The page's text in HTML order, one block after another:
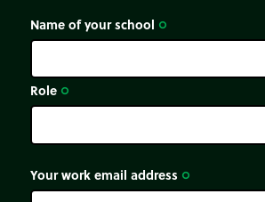
Name of your school trip_origin
Role trip_origin
Your work email address trip_origin